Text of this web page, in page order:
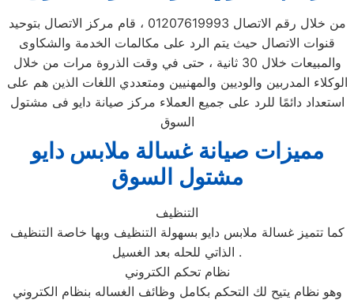
من خلال رقم الاتصال 01207619993 ، قام مركز الاتصال بتوحيد
قنوات الاتصال حيث يتم الرد على مكالمات الخدمة والشكاوى
والمبيعات خلال 30 ثانية ، حتى في وقت الذروة مرات من خلال
الوكلاء المدربين والوديين والمهنيين ومتعددي اللغات الذين هم على
استعداد دائمًا للرد على جميع العملاء مركز صيانة دايو فى مشتول
السوق
مميزات صيانة غسالة ملابس دايو
مشتول السوق
التنظيف
كما تتميز غسالة ملابس دايو بسهولة التنظيف وبها خاصة التنظيف
الذاتي للحله بعد الغسيل .
نظام تحكم الكتروني
وهو نظام يتيح لك التحكم بكامل وظائف الغساله بنظام الكتروني